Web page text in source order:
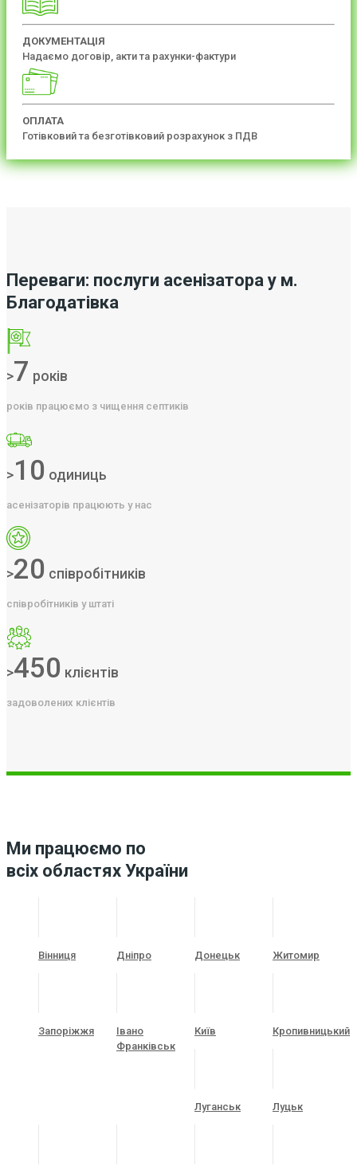
ДОКУМЕНТАЦІЯ
Надаємо договір, акти та рахунки-фактури
ОПЛАТА
Готівковий та безготівковий розрахунок з ПДВ
Переваги: послуги асенізатора у м.
Благодатівка
>7 років
років працюємо з чищення септиків
>10 одиниць
асенізаторів працюють у нас
>20 співробітників
співробітників у штаті
>450 клієнтів
задоволених клієнтів
Ми працюємо по
всіх областях України
Вінниця Дніпро Донецьк Житомир
Запоріжжя
Івано
Франківськ
Київ Кропивницький
Луганськ Луцьк